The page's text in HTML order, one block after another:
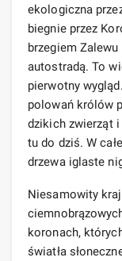
ekologiczna
biegnie przez
brzegiem
autostradą. To
pierwotny
polowań królów
dzikich zwierząt
tu do dziś. W
drzewa iglaste
Niesamowity
koronach,
światła